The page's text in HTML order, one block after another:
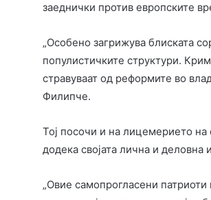
заеднички против европските
„Особено загрижува блиската
популистичките структури.
стравуваат од реформите во
Филипче.
Тој посочи и на лицемерието на
додека својата лична и деловна
„Овие самопрогласени патриоти